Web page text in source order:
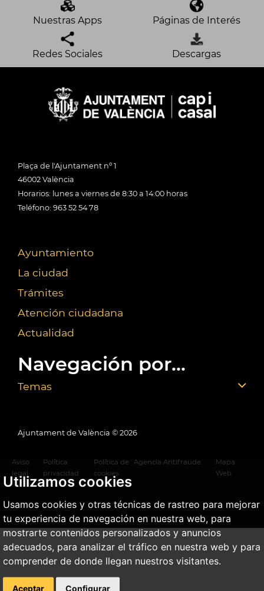
Utilizamos cookies
Usamos cookies y otras técnicas de rastreo para mejorar
tu experiencia de navegación en nuestra web, para
mostrarte contenidos personalizados y anuncios
adecuados, para analizar el tráfico en nuestra web y para
comprender de donde llegan nuestros visitantes.
Aceptar Configurar
Nuestras Apps Páginas de Interés
Redes Sociales Descargas
Plaça de l'Ajuntament nº 1
46002 València
Horarios: lunes a viernes de 8:30 a 14:00 horas
Teléfono: 963 52 54 78
Ayuntamiento
La ciudad
Trámites
Atención ciudadana
Actualidad
Navegación por...
Temas
Ajuntament de València © 2026
Aviso
legal
Política
privacidad
Política de
cookies
Agencia Antifraude
Mapa
Web